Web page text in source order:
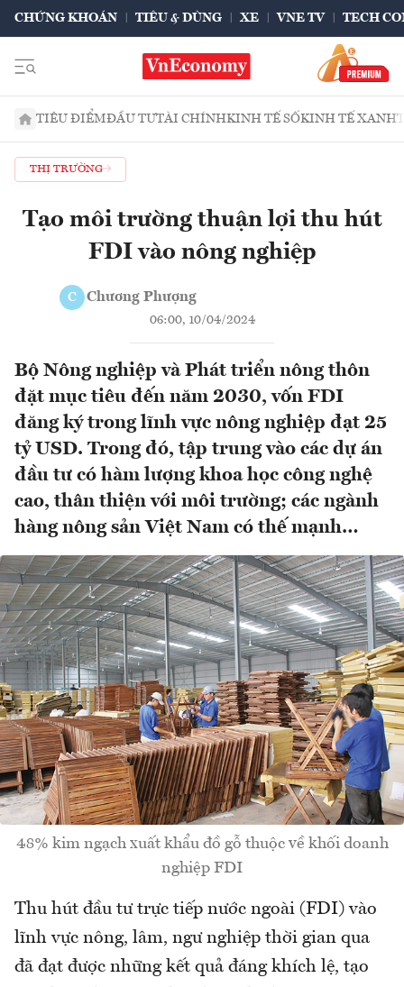
CHỨNG KHOÁN TIÊU & DÙNG XE VNE TV TECH
TIÊU ĐIỂMĐẦU TƯTÀI CHÍNHKINH TẾ SỐKINH TẾ XANH
THỊ TRƯỜNG
Tạo môi trường thuận lợi thu hút
FDI vào nông nghiệp
C Chương Phượng
06:00, 10/04/2024
Bộ Nông nghiệp và Phát triển nông thôn
đặt mục tiêu đến năm 2030, vốn FDI
đăng ký trong lĩnh vực nông nghiệp đạt 25
tỷ USD. Trong đó, tập trung vào các dự án
đầu tư có hàm lượng khoa học công nghệ
cao, thân thiện với môi trường; các ngành
hàng nông sản Việt Nam có thế mạnh…
48% kim ngạch xuất khẩu đồ gỗ thuộc về khối doanh
nghiệp FDI
Thu hút đầu tư trực tiếp nước ngoài (FDI) vào
lĩnh vực nông, lâm, ngư nghiệp thời gian qua
đã đạt được những kết quả đáng khích lệ, tạo